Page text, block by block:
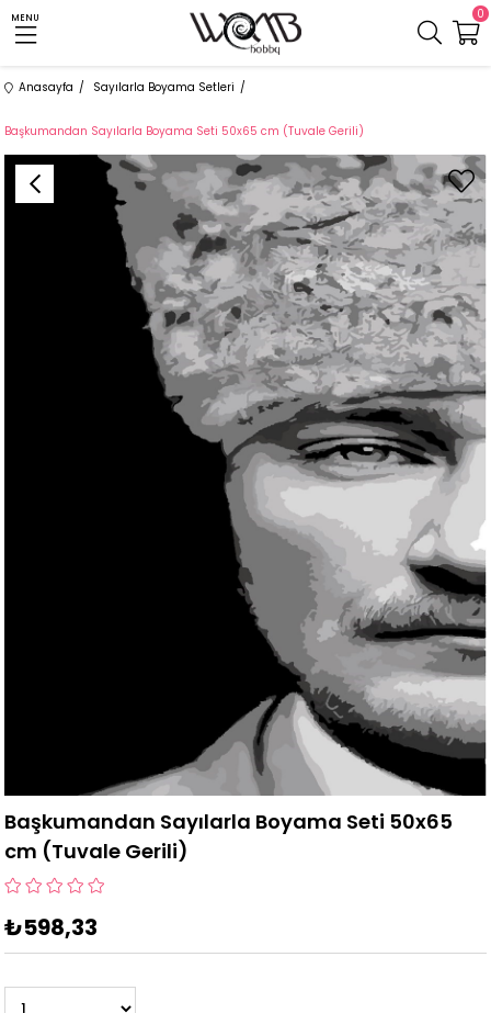
MENU 0
Anasayfa Sayılarla Boyama Setleri
Başkumandan Sayılarla Boyama Seti 50x65 cm (Tuvale Gerili)
Başkumandan Sayılarla Boyama Seti 50x65
cm (Tuvale Gerili)
₺598,33